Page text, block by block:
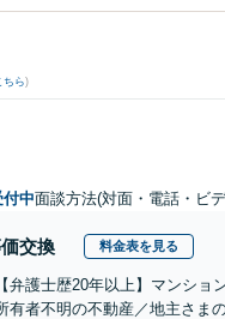
ちら)
中面談方法(対面・電話・ビ
交換 料金表を見る
弁護士歴20年以上】マンシ
有者不明の不動産／地主さま